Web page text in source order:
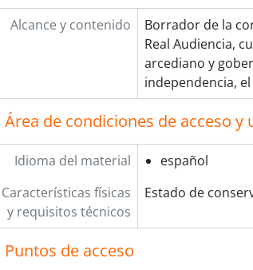
Alcance y contenido
Borrador de la
Real Audiencia,
arcediano y
independencia,
Área de condiciones de acceso y
Idioma del material
español
Características físicas
y requisitos técnicos
Estado de
Puntos de acceso